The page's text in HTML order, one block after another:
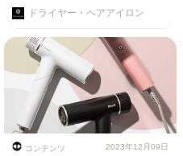
ドライヤー・ヘアアイロン
コンテンツ 2023年12月09日